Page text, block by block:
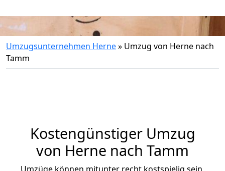
Umzugsunternehmen Herne» Umzug von Herne nach
Tamm
Kostengünstiger Umzug
von Herne nach Tamm